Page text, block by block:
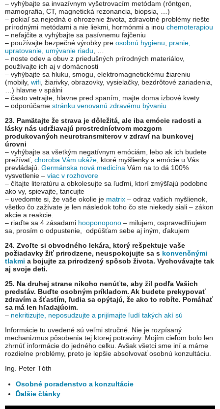
– vyhýbajte sa invazívnym vyšetrovacím metódam (röntgen,
mamografia, CT, magnetická rezonancia, biopsia, …)
– pokiaľ sa nejedná o ohrozenie života, zdravotné problémy riešte
prírodnými metódami a nie liekmi, hormónmi a inou chemoterapiou
– nefajčite a vyhýbajte sa pasívnemu fajčeniu
– používajte bezpečné výrobky pre osobnú hygienu
pranie,
upratovanie, umývanie riadu
– noste odev a obuv z priedušných prírodných materiálov,
používajte ich aj v domácnosti
– vyhýbajte sa hluku, smogu, elektromagnetickému žiareniu
(mobily, wifi , žiarivky, obrazovky, vysielačky, bezdrôtové zariadenia,
…) hlavne v spálni
– často vetrajte, hlavne pred spaním, majte doma izbové kvety
– odporúčame stránku venovanú zdravému bývaniu
23. Pamätajte že strava je dôležitá, ale iba emócie radosti a
lásky nás udržiavajú prostredníctvom mozgom
produkovaných neurotransmiterov v zdraví na bunkovej
úrovni
– vyhýbajte sa všetkým negatívnym emóciám, lebo ak ich budete
prežívať, choroba Vám ukáže , ktoré myšlienky a emócie u Vás
prevládajú. Germánska nová medicína Vám na to dá 100%
vysvetlenie – viac v rozhovore
– čítajte literatúru a obkolesujte sa ľuďmi, ktorí zmýšľajú podobne
ako vy, spievajte, tancujte
– uvedomte si, že vaše okolie je matrix – odraz vašich myšlienok,
všetko čo zažívate je len následok toho čo ste niekedy siali – zákon
akcie a reakcie.
– riaďte sa 4 zásadami hooponopono – milujem, ospravedlňujem
sa, prosím o odpustenie, odpúšťam sebe aj iným, ďakujem
24. Zvoľte si obvodného lekára, ktorý rešpektuje vaše
požiadavky žiť prirodzene, neuspokojujte sa s konvenčnými
tlakmi a bojujte za prirodzený spôsob života. Vychovávajte tak
aj svoje deti.
25. Na druhej strane nikoho nenúťte, aby žil podľa Vašich
predstáv. Buďte osobným príkladom. Ak budete prekypovať
zdravím a šťastím, ľudia sa opýtajú, že ako to robíte. Pomáhať
sa má len hľadajúcim.
– nekritizujte, neposudzujte a prijímajte ľudí takých akí sú
Informácie tu uvedené sú veľmi stručné. Nie je rozpísaný
mechanizmus pôsobenia tej ktorej potraviny. Mojím cieľom bolo len
zhrnúť informácie do jedného celku. Avšak všetci sme iní a máme
rozdielne problémy, preto je lepšie absolvovať osobnú konzultáciu.
Ing. Peter Tóth
Osobné poradenstvo a konzultácie
Ďalšie články